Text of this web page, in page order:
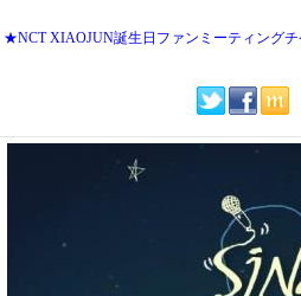
★NCT XIAOJUN誕生日ファンミーティング